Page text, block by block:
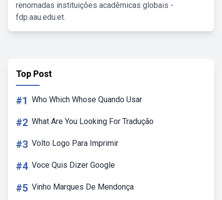
renomadas instituições acadêmicas globais -
fdp.aau.edu.et.
Top Post
#1 Who Which Whose Quando Usar
#2 What Are You Looking For Tradução
#3 Volto Logo Para Imprimir
#4 Voce Quis Dizer Google
#5 Vinho Marques De Mendonça